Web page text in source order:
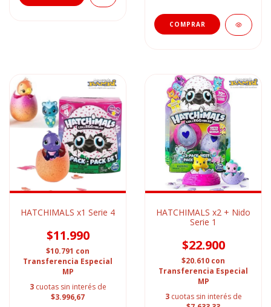
HATCHIMALS x1 Serie 4
$11.990
$10.791 con
Transferencia Especial
MP
3 cuotas sin interés de
$3.996,67
HATCHIMALS x2 + Nido
Serie 1
$22.900
$20.610 con
Transferencia Especial
MP
3 cuotas sin interés de